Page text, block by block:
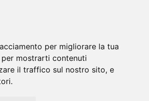
per migliorare la tua
mostrarti contenuti
il traffico sul nostro sito, e